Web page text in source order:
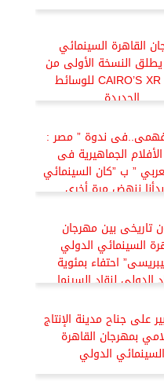
القاهرة السينمائي
النسخة الأولى من
قسم CAIRO’S XR للوسائط
الجديدة
ندوة ” مصر :
الجماهيرية فى
” ب ”كان السينمائي
ننهض مرة أخرى
تاريخى بين مهرجان
السينمائي الدولي
احتفاء بمئوية
الدولي لنقاد السينما
على جناح مدينة الإنتاج
بمهرجان القاهرة
السينمائي الدولي